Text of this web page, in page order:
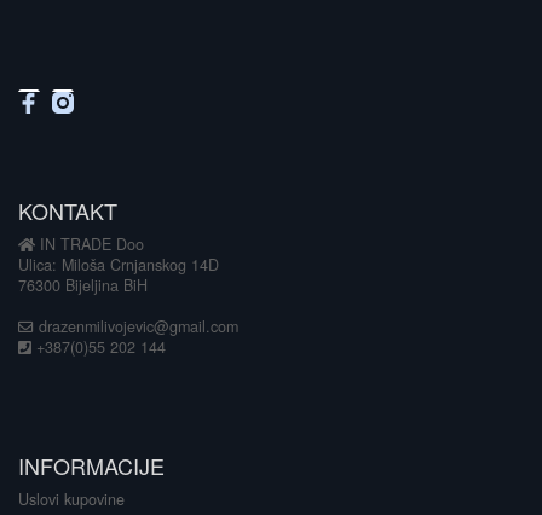
KONTAKT
IN TRADE Doo
Ulica: Miloša Crnjanskog 14D
76300 Bijeljina BiH
drazenmilivojevic@gmail.com
+387(0)55 202 144
INFORMACIJE
Uslovi kupovine